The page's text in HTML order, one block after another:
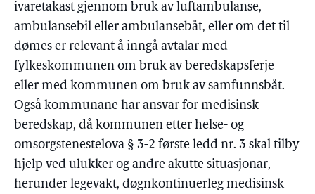
ivaretakast gjennom bruk av luftambulanse,
ambulansebil eller ambulansebåt, eller om det til
dømes er relevant å inngå avtalar med
fylkeskommunen om bruk av beredskapsferje
eller med kommunen om bruk av samfunnsbåt.
Også kommunane har ansvar for medisinsk
beredskap, då kommunen etter helse- og
omsorgstenestelova § 3-2 første ledd nr. 3 skal tilby
hjelp ved ulukker og andre akutte situasjonar,
herunder legevakt, døgnkontinuerleg medisinsk